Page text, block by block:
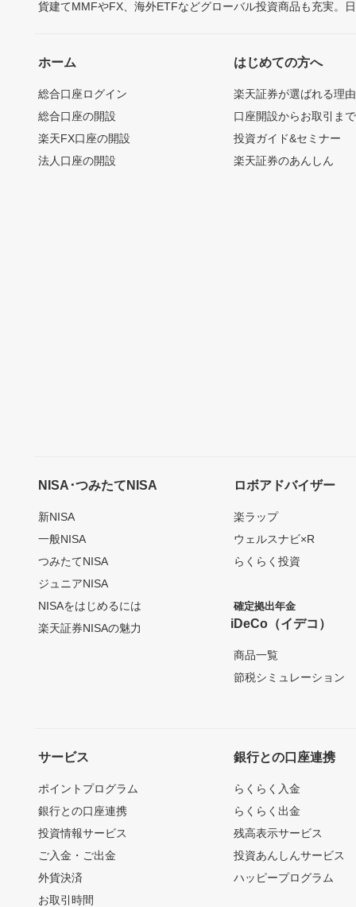
貨建てMMFやFX、海外ETFなどグローバル投資商品も充実。
ホーム
総合口座ログイン
総合口座の開設
楽天FX口座の開設
法人口座の開設
はじめての方へ
楽天証券が選ばれる理由
口座開設からお取引ま
投資ガイド&セミナー
楽天証券のあんしん
NISA･つみたてNISA
新NISA
一般NISA
つみたてNISA
ジュニアNISA
NISAをはじめるには
楽天証券NISAの魅力
ロボアドバイザー
楽ラップ
ウェルスナビ×R
らくらく投資
確定拠出年金
iDeCo（イデコ）
商品一覧
節税シミュレーション
サービス
ポイントプログラム
銀行との口座連携
投資情報サービス
ご入金・ご出金
外貨決済
お取引時間
銀行との口座連携
らくらく入金
らくらく出金
残高表示サービス
投資あんしんサービス
ハッピープログラム